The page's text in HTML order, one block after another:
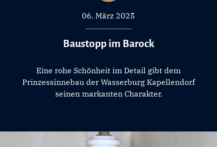
06. März 2025
Baustopp im Barock
Eine rohe Schönheit im Detail gibt dem
Prinzessinnebau der Wasserburg Kapellendorf
seinen markanten Charakter.